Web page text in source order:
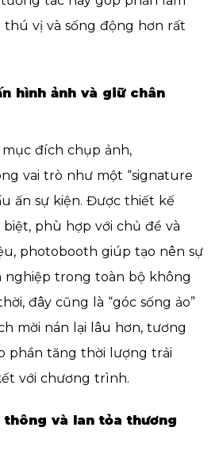
vị và sống động hơn rất
hình ảnh và giữ chân
đích chụp ảnh,
vai trò như một “signature
ấn sự kiện. Được thiết kế
phù hợp với chủ đề và
photobooth giúp tạo nên sự
nghiệp trong toàn bộ không
đây cũng là “góc sống ảo”
mời nán lại lâu hơn, tương
phần tăng thời lượng trải
với chương trình.
thông và lan tỏa thương